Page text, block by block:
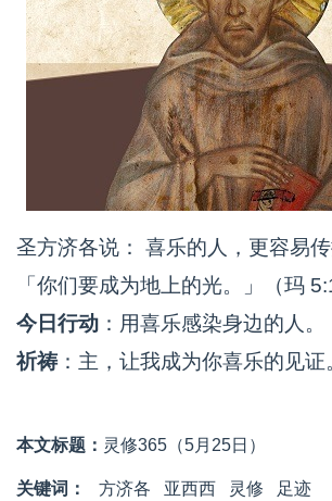
圣方济各说： 喜乐的人，更容易传
「你们要成为地上的光。」（玛
今日行动 ：用喜乐感染身边的人。
祈祷：主，让我成为你喜乐的见证
本文标题： 灵修365（5月25日）
关键词： 方济各 亚西西 灵修 足迹